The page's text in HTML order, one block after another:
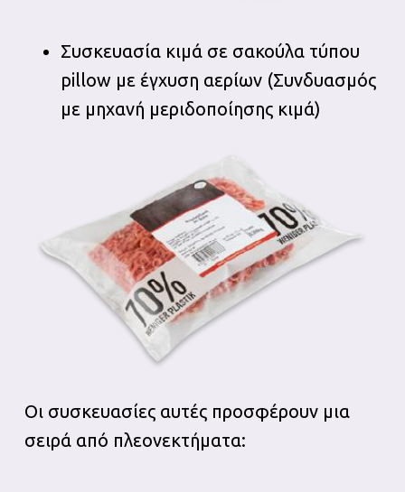
Συσκευασία κιμά σε σακούλα τύπου
pillow με έγχυση αερίων (Συνδυασμός
με μηχανή μεριδοποίησης κιμά)
Οι συσκευασίες αυτές προσφέρουν μια
σειρά από πλεονεκτήματα: